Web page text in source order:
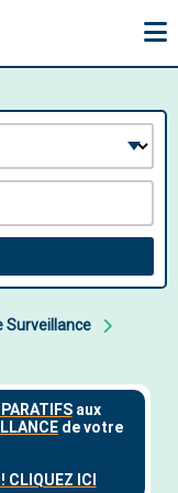
Surveillance